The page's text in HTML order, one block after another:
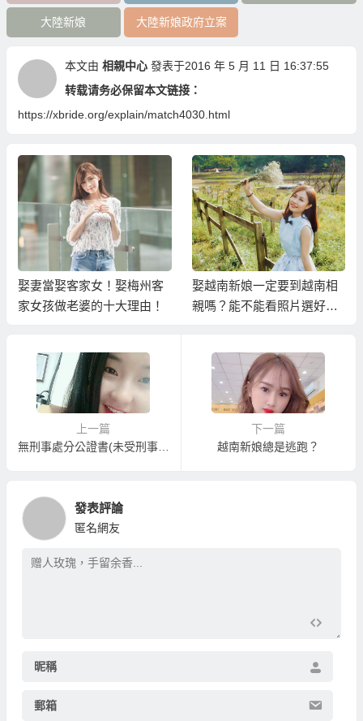
大陸新娘 大陸新娘政府立案
本文由 相親中心 發表于2016 年 5 月 11 日 16:37:55
转载请务必保留本文链接：
https://xbride.org/explain/match4030.html
娶妻當娶客家女！娶梅州客
家女孩做老婆的十大理由！
娶越南新娘一定要到越南相
親嗎？能不能看照片選好後
上一篇
無刑事處分公證書(未受刑事處分公證書、良民證)
下一篇
越南新娘總是逃跑？
發表評論
匿名網友
昵稱
郵箱